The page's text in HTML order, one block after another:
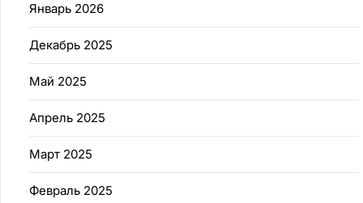
Январь 2026
Декабрь 2025
Май 2025
Апрель 2025
Март 2025
Февраль 2025